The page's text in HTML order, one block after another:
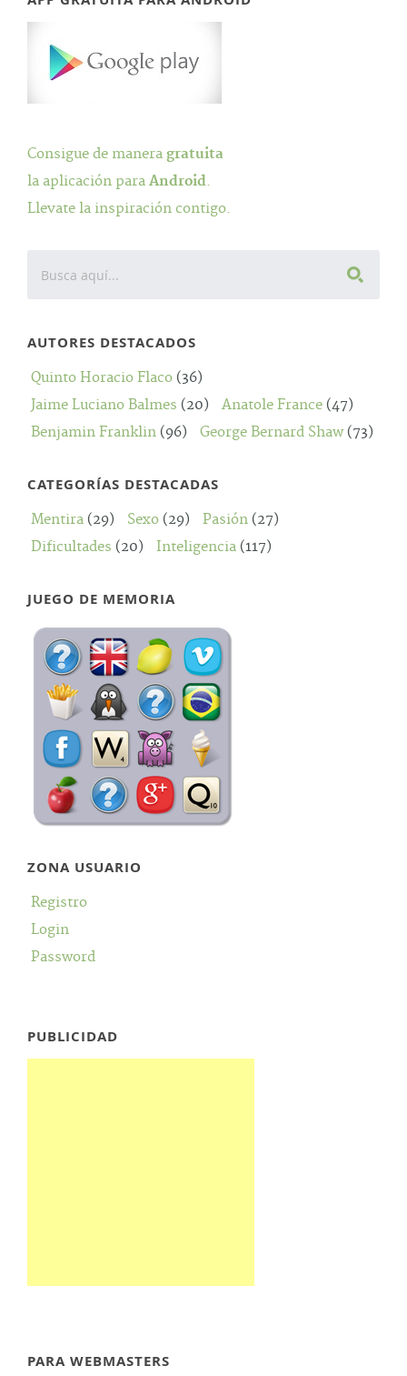
Consigue de manera gratuita
la aplicación para Android.
Llevate la inspiración contigo.
AUTORES DESTACADOS
Quinto Horacio Flaco (36)
Jaime Luciano Balmes (20) Anatole France (47)
Benjamin Franklin (96) George Bernard Shaw(73)
CATEGORÍAS DESTACADAS
Mentira (29) Sexo (29) Pasión (27)
Dificultades (20) Inteligencia (117)
JUEGO DE MEMORIA
ZONA USUARIO
Registro
Login
Password
PUBLICIDAD
PARA WEBMASTERS